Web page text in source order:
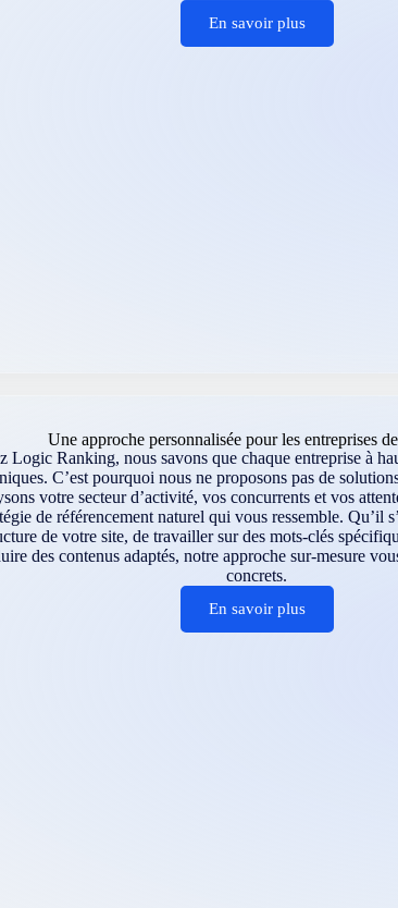
En savoir plus
Une approche personnalisée pour les entreprises
Logic Ranking, nous savons que chaque entreprise à
C’est pourquoi nous ne proposons pas de
votre secteur d’activité, vos concurrents et vos
de référencement naturel qui vous ressemble. Qu’il
de votre site, de travailler sur des mots-clés
des contenus adaptés, notre approche sur-mesure
concrets.
En savoir plus